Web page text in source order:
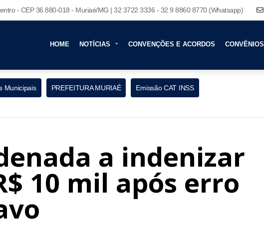
- CEP 36.880-018 - Muriaé/MG | 32 3722 3336 - 32 9 8860 8770 (Whatsapp)
HOME NOTÍCIAS CONVENÇÕES E ACORDOS CONVÊNIOS
Municipais PREFEITURA MURIAÉ Emissão CAT INSS
a indenizar
10 mil após erro